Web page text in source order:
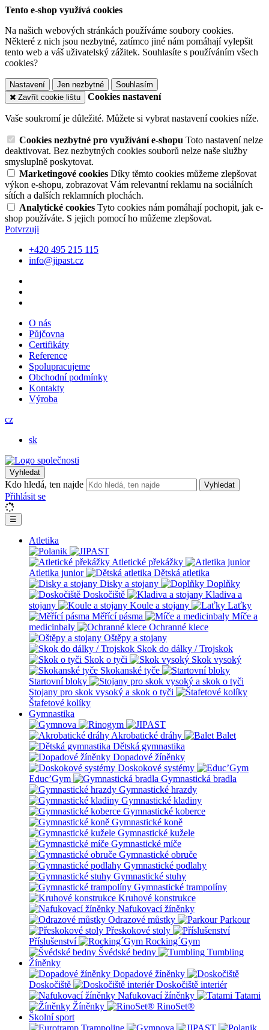
Tento e-shop využívá cookies
Na našich webových stránkách používáme soubory cookies.
Některé z nich jsou nezbytné, zatímco jiné nám pomáhají vylepšit
tento web a váš uživatelský zážitek. Souhlasíte s používáním všech
cookies?
Nastavení Jen nezbytné
Souhlasím
Zavřít cookie lištu
Cookies nastavení
Vaše soukromí je důležité. Můžete si vybrat nastavení cookies níže.
Cookies nezbytné pro využívání e-shopu Toto nastavení nelze
deaktivovat. Bez nezbytných cookies souborů nelze naše služby
smysluplně poskytovat.
Marketingové cookies Díky těmto cookies můžeme zlepšovat
výkon e-shopu, zobrazovat Vám relevantní reklamu na sociálních
sítích a dalších reklamních plochách.
Analytické cookies Tyto cookies nám pomáhají pochopit, jak e-
shop používáte. S jejich pomocí ho můžeme zlepšovat.
Potvrzuji
+420 495 215 115
info@jipast.cz
O nás
Půjčovna
Certifikáty
Reference
Spolupracujeme
Obchodní podmínky
Kontakty
Výroba
cz
sk
Vyhledat
Kdo hledá, ten najde Vyhledat
Přihlásit se
☰
Atletika
Atletické překážky
Atletika junior
Dětská atletika
Disky a stojany
Doplňky
Doskočiště
Kladiva a
stojany
Koule a stojany
Laťky
Měřící pásma
Míče a
medicinbaly
Ochranné klece
Oštěpy a stojany
Skok do dálky / Trojskok
Skok o tyči
Skok vysoký
Skokanské tyče
Startovní bloky
Stojany pro skok vysoký a skok o tyči
Štafetové kolíky
Gymnastika
Akrobatické dráhy
Balet
Dětská gymnastika
Dopadové žíněnky
Doskokové systémy
Educ’Gym
Gymnastická bradla
Gymnastické hrazdy
Gymnastické kladiny
Gymnastické koberce
Gymnastické koně
Gymnastické kužele
Gymnastické míče
Gymnastické obruče
Gymnastické podlahy
Gymnastické stuhy
Gymnastické trampolíny
Kruhové konstrukce
Nafukovací žíněnky
Odrazové můstky
Parkour
Přeskokové stoly
Příslušenství
Rocking´Gym
Švédské bedny
Tumbling
Žíněnky
Dopadové žíněnky
Doskočiště
Doskočiště interiér
Nafukovací žíněnky
Tatami
Žíněnky
RinoSet®
Školní sport